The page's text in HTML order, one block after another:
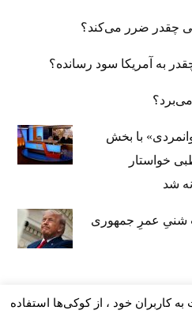
چقدر ضرر می‌کند؟
به آمریکا سود رسانده؟
می‌برد؟
با بخش
خواستار
شد
شنیِ عمرِ جمهوری
به کاربران خود ، از کوکی‌ها استفاده